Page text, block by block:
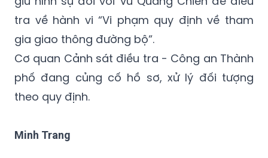
gia giao thông đường bộ”.
Cơ quan Cảnh sát điều tra - Công an Thành
phố đang củng cố hồ sơ, xử lý đối tượng
theo quy định.
Minh Trang
tai nạn liên hoàn